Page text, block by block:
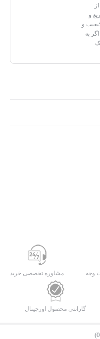
و
و
به
وجه مشاوره تخصصی خرید
گارانتی محصول اورجینال